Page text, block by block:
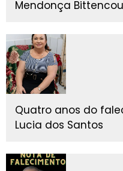
Mendonça
Quatro anos do
Lucia dos Santos